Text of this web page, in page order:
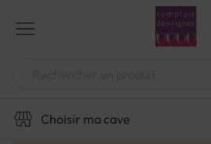
contenu
Choisir ma cave